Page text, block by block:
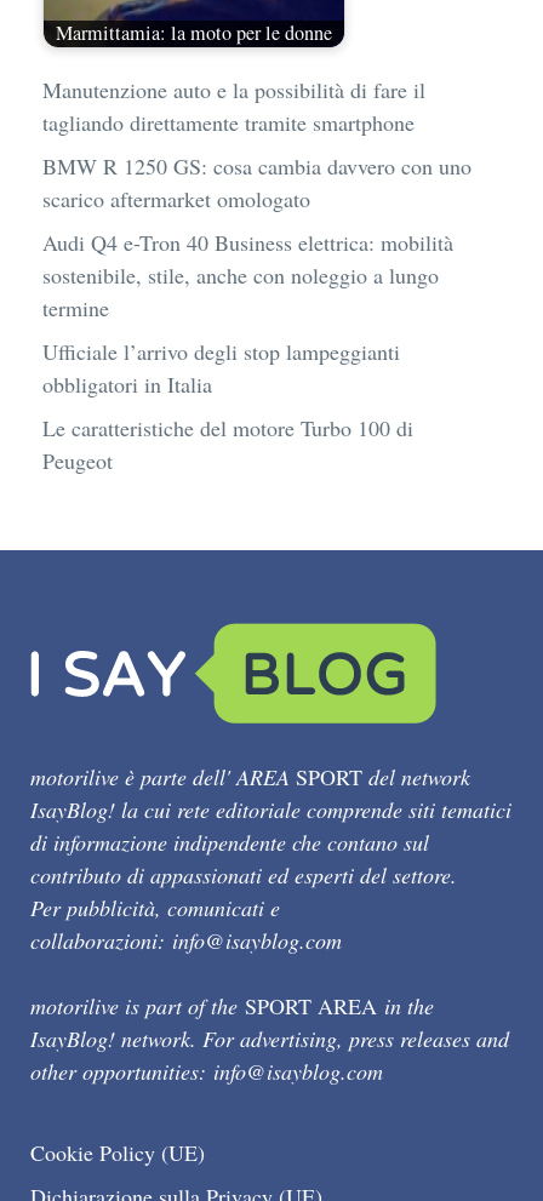
Marmittamia: la moto per le donne
Manutenzione auto e la possibilità di fare il
tagliando direttamente tramite smartphone
BMW R 1250 GS: cosa cambia davvero con uno
scarico aftermarket omologato
Audi Q4 e-Tron 40 Business elettrica: mobilità
sostenibile, stile, anche con noleggio a lungo
termine
Ufficiale l’arrivo degli stop lampeggianti
obbligatori in Italia
Le caratteristiche del motore Turbo 100 di
Peugeot
motorilive è parte dell' AREA SPORT del network
IsayBlog! la cui rete editoriale comprende siti tematici
di informazione indipendente che contano sul
contributo di appassionati ed esperti del settore.
Per pubblicità, comunicati e
collaborazioni: info@isayblog.com
motorilive is part of the SPORT AREA in the
IsayBlog! network. For advertising, press releases and
other opportunities: info@isayblog.com
Cookie Policy (UE)